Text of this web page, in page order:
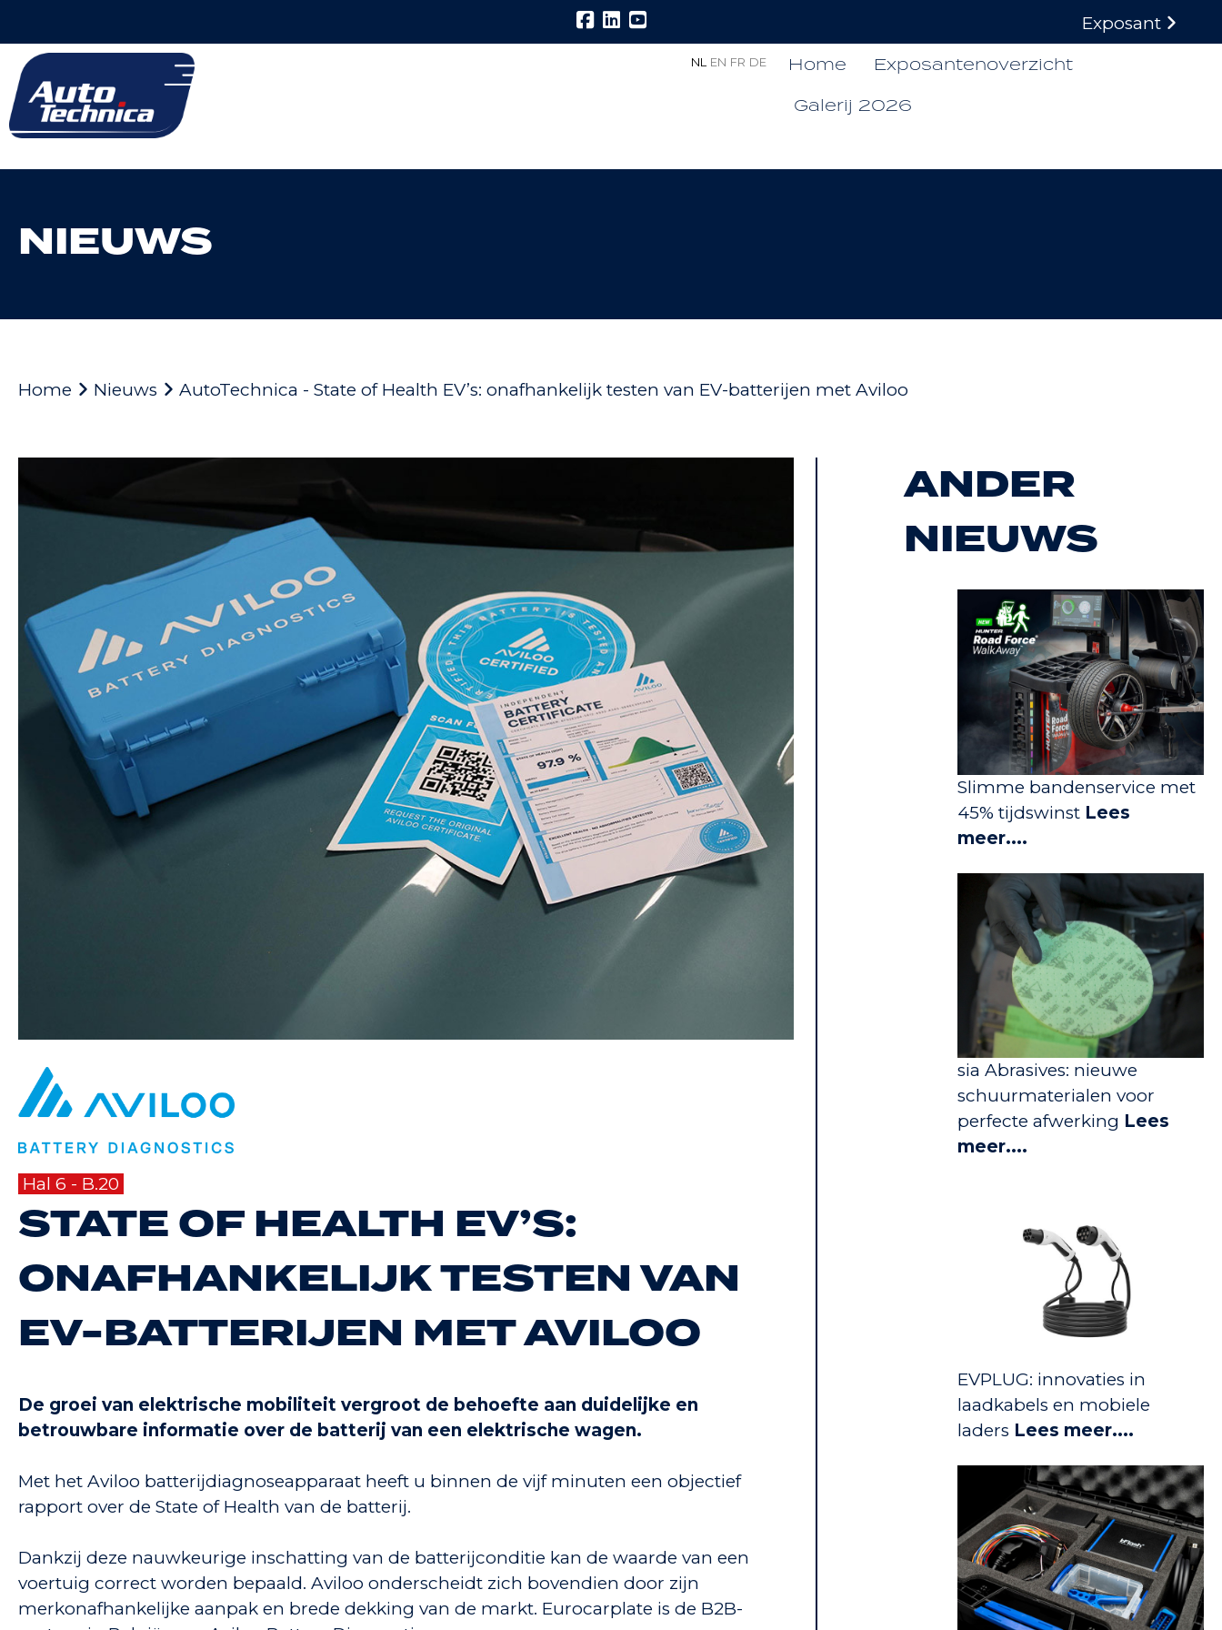
Exposant
NL EN FR DE Home
Exposantenoverzicht
Galerij 2026
NIEUWS
Home Nieuws AutoTechnica - State of Health EV’s: onafhankelijk testen van EV-batterijen met Aviloo
Hal 6 - B.20
STATE OF HEALTH EV’S:
ONAFHANKELIJK TESTEN VAN
EV-BATTERIJEN MET AVILOO
De groei van elektrische mobiliteit vergroot de behoefte aan duidelijke en
betrouwbare informatie over de batterij van een elektrische wagen.
Met het Aviloo batterijdiagnoseapparaat heeft u binnen de vijf minuten een objectief
rapport over de State of Health van de batterij.
Dankzij deze nauwkeurige inschatting van de batterijconditie kan de waarde van een
voertuig correct worden bepaald. Aviloo onderscheidt zich bovendien door zijn
merkonafhankelijke aanpak en brede dekking van de markt. Eurocarplate is de B2B-
ANDER
NIEUWS
Slimme bandenservice met
45% tijdswinst Lees
meer....
sia Abrasives: nieuwe
schuurmaterialen voor
perfecte afwerking Lees
meer....
EVPLUG: innovaties in
laadkabels en mobiele
laders Lees meer....